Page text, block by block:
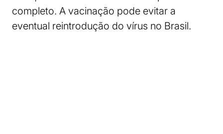
completo. A vacinação pode evitar a
eventual reintrodução do vírus no Brasil.